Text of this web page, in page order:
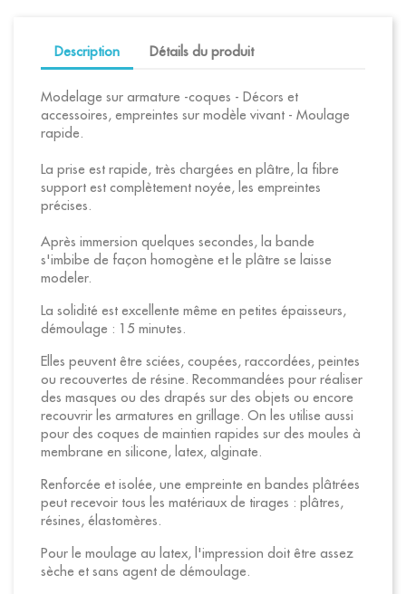
Description Détails du produit
Modelage sur armature -coques - Décors et
accessoires, empreintes sur modèle vivant - Moulage
rapide.
La prise est rapide, très chargées en plâtre, la fibre
support est complètement noyée, les empreintes
précises.
Après immersion quelques secondes, la bande
s'imbibe de façon homogène et le plâtre se laisse
modeler.
La solidité est excellente même en petites épaisseurs,
démoulage : 15 minutes.
Elles peuvent être sciées, coupées, raccordées, peintes
ou recouvertes de résine. Recommandées pour réaliser
des masques ou des drapés sur des objets ou encore
recouvrir les armatures en grillage. On les utilise aussi
pour des coques de maintien rapides sur des moules à
membrane en silicone, latex, alginate.
Renforcée et isolée, une empreinte en bandes plâtrées
peut recevoir tous les matériaux de tirages : plâtres,
résines, élastomères.
Pour le moulage au latex, l'impression doit être assez
sèche et sans agent de démoulage.